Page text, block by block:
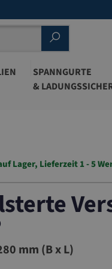
SPANNGURTE
&
Lager, Lieferzeit 1 - 5
mm (B x L)